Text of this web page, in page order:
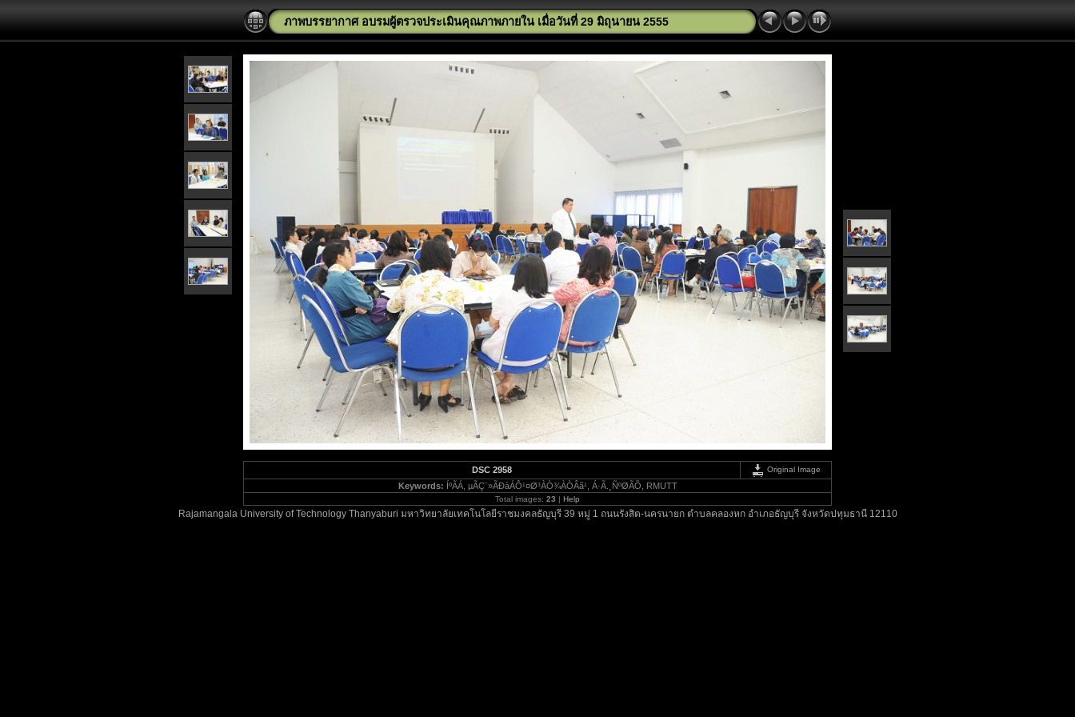
ภาพบรรยากาศ อบรมผู้ตรวจประเมินคุณภาพภายใน เมื่อวันที่ 29 มิถุนายน 2555
DSC 2958 Original Image
Keywords: ÍºÃÁ, µÃÇ¨»ÃÐàÁÔ¹¤Ø³ÀÒ¾ÀÒÂã¹, Á·Ã.¸Ñ­ºØÃÕ, RMUTT
Total images: 23 | Help
Rajamangala University of Technology Thanyaburi มหาวิทยาลัยเทคโนโลยีราชมงคลธัญบุรี 39 หมู่ 1 ถนนรังสิต-นครนายก ตำบลคลองหก อำเภอธัญบุรี จังหวัดปทุมธานี 12110